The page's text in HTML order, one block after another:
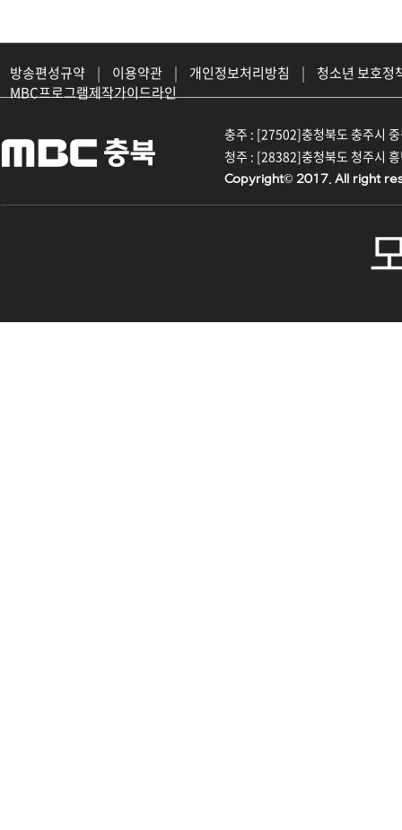
방송편성규약 | 이용약관 | 개인정보처리방침 |
청소년 보호정
MBC프로그램제작가이드라인
충주 : [27502]충청북도 충주시
청주 : [28382]충청북도 청주시
Copyright© 2017. All right